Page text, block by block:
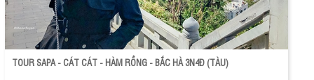
TOUR SAPA - CÁT CÁT - HÀM RỒNG - BẮC HÀ 3N4Đ (TÀU)